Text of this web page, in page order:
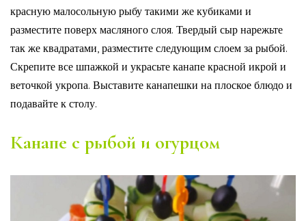
красную малосольную рыбу такими же кубиками и
разместите поверх масляного слоя. Твердый сыр нарежьте
так же квадратами, разместите следующим слоем за рыбой.
Скрепите все шпажкой и украсьте канапе красной икрой и
веточкой укропа. Выставите канапешки на плоское блюдо и
подавайте к столу.
Канапе с рыбой и огурцом